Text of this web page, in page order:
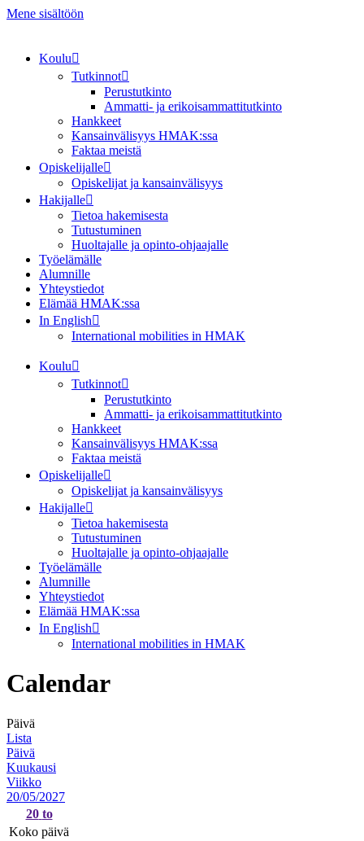
Mene sisältöön
Koulu
Tutkinnot
Perustutkinto
Ammatti- ja erikoisammattitutkinto
Hankkeet
Kansainvälisyys HMAK:ssa
Faktaa meistä
Opiskelijalle
Opiskelijat ja kansainvälisyys
Hakijalle
Tietoa hakemisesta
Tutustuminen
Huoltajalle ja opinto-ohjaajalle
Työelämälle
Alumnille
Yhteystiedot
Elämää HMAK:ssa
In English
International mobilities in HMAK
Koulu
Tutkinnot
Perustutkinto
Ammatti- ja erikoisammattitutkinto
Hankkeet
Kansainvälisyys HMAK:ssa
Faktaa meistä
Opiskelijalle
Opiskelijat ja kansainvälisyys
Hakijalle
Tietoa hakemisesta
Tutustuminen
Huoltajalle ja opinto-ohjaajalle
Työelämälle
Alumnille
Yhteystiedot
Elämää HMAK:ssa
In English
International mobilities in HMAK
Calendar
Päivä
Lista
Päivä
Kuukausi
Viikko
20/05/2027
20 to
Koko päivä